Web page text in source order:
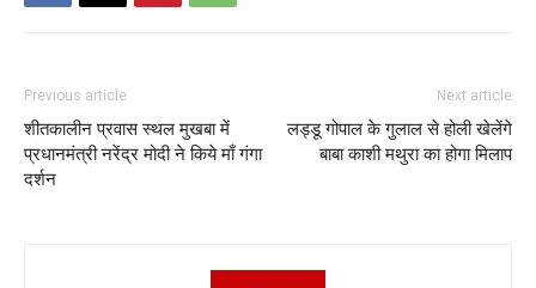
Previous article
शीतकालीन प्रवास स्थल मुखबा में
प्रधानमंत्री नरेंद्र मोदी ने किये माँ गंगा
दर्शन
Next article
लड्डू गोपाल के गुलाल से होली खेलेंगे
बाबा काशी मथुरा का होगा मिलाप